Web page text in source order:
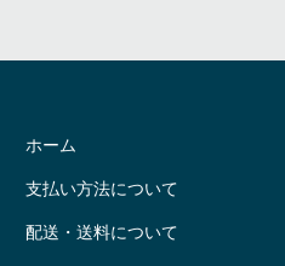
ホーム
支払い方法について
配送・送料について